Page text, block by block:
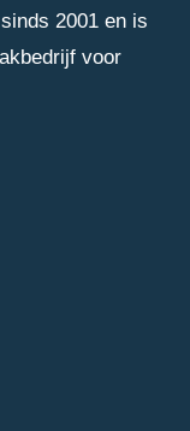
2001 en is
voor